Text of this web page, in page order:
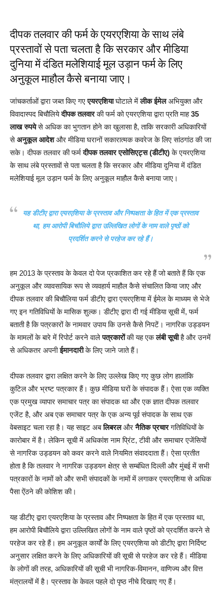
दीपक तलवार की फर्म के एयरएशिया के साथ लंबे
प्रस्तावों से पता चलता है कि सरकार और मीडिया
दुनिया में दंडित मलेशियाई मूल उड़ान फर्म के लिए
अनुकूल माहौल कैसे बनाया जाए।
जांचकर्ताओं द्वारा जब्त किए गएएयरएशियाघोटाले मेंलीक ईमेलअभियुक्त और
विवादास्पद बिचौलियेदीपक तलवारकी फर्म को एयरएशिया द्वारा प्रति माह35
लाख रुपयेसे अधिक का भुगतान होने का खुलासा है, ताकि सरकारी अधिकारियों
सेअनुकूल आदेशऔर मीडिया घरानों सकारात्मक कवरेज के लिए सांठगांठ की जा
सके। दीपक तलवार की फर्मदीपक तलवार एसोसिएट्स (डीटीए)के एयरएशिया
के साथ लंबे प्रस्तावों से पता चलता है कि सरकार और मीडिया दुनिया में दंडित
मलेशियाई मूल उड़ान फर्म के लिए अनुकूल माहौल कैसे बनाया जाए।
यह डीटीए द्वारा एयरएशिया के प्रस्ताव और निष्पक्षता के हित में एक प्रस्ताव
था, हम आरोपी बिचौलिये द्वारा उल्लिखित लोगों के नाम वाले पृष्ठों को
प्रदर्शित करने से परहेज कर रहे हैं।
हम 2013 के प्रस्ताव के केवल दो पेज प्रकाशित कर रहे हैं जो बताते हैं कि एक
अनुकूल और व्यावसायिक रूप से व्यवहार्य माहौल कैसे संचालित किया जाए और
दीपक तलवार की बिचौलिया फर्म डीटीए द्वारा एयरएशिया में ईमेल के माध्यम से भेजे
गए इन गतिविधियों के मासिक शुल्क। डीटीए द्वारा दी गई मीडिया सूची में, फर्म
बताती है कि पत्रकारों के नामवार उपाय कि उनसे कैसे निपटें। नागरिक उड्डयन
के मामलों के बारे में रिपोर्ट करने वालेपत्रकारोंकी यह एकलंबी सूचीहै और उनमें
से अधिकतर अपनीईमानदारीके लिए जाने जाते हैं।
दीपक तलवार द्वारा लक्षित करने के लिए उल्लेख किए गए कुछ लोग हालांकि
कुटिल और भ्रष्ट पत्रकार हैं। कुछ मीडिया घरों के संपादक हैं। ऐसा एक व्यक्ति
एक प्रमुख व्यापार समाचार पत्र का संपादक था और एक ज्ञात दीपक तलवार
एजेंट है, और अब एक समाचार पत्र के एक अन्य पूर्व संपादक के साथ एक
वेबसाइट चला रहा है। यह साइट अबलिबरलऔरनैतिक प्रचारगतिविधियों के
कारोबार में है। लेकिन सूची में अधिकांश नाम प्रिंट, टीवी और समाचार एजेंसियों
से नागरिक उड्डयन को कवर करने वाले नियमित संवाददाता हैं। ऐसा प्रतीत
होता है कि तलवार ने नागरिक उड्डयन क्षेत्र से सम्बंधित दिल्ली और मुंबई में सभी
पत्रकारों के नामों को और सभी संपादकों के नामों में लगाकर एयरएशिया से अधिक
पैसा ऐंठने की कोशिश की।
यह डीटीए द्वारा एयरएशिया के प्रस्ताव और निष्पक्षता के हित में एक प्रस्ताव था,
हम आरोपी बिचौलिये द्वारा उल्लिखित लोगों के नाम वाले पृष्ठों को प्रदर्शित करने से
परहेज कर रहे हैं। हम अनुकूल कार्यों के लिए एयरएशिया को डीटीए द्वारा निर्दिष्ट
अनुसार लक्षित करने के लिए अधिकारियों की सूची से परहेज कर रहे हैं। मीडिया
के लोगों की तरह, अधिकारियों की सूची भी नागरिक-विमानन, वाणिज्य और वित्त
मंत्रालयों में है। प्रस्ताव के केवल पहले दो पृष्ठ नीचे दिखाए गए हैं।